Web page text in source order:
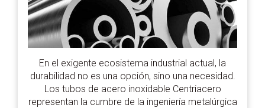
En el exigente ecosistema industrial actual, la
durabilidad no es una opción, sino una necesidad.
Los tubos de acero inoxidable Centriacero
representan la cumbre de la ingeniería metalúrgica